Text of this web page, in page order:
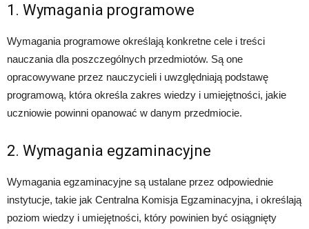
1. Wymagania programowe
Wymagania programowe określają konkretne cele i treści
nauczania dla poszczególnych przedmiotów. Są one
opracowywane przez nauczycieli i uwzględniają podstawę
programową, która określa zakres wiedzy i umiejętności, jakie
uczniowie powinni opanować w danym przedmiocie.
2. Wymagania egzaminacyjne
Wymagania egzaminacyjne są ustalane przez odpowiednie
instytucje, takie jak Centralna Komisja Egzaminacyjna, i określają
poziom wiedzy i umiejętności, który powinien być osiągnięty